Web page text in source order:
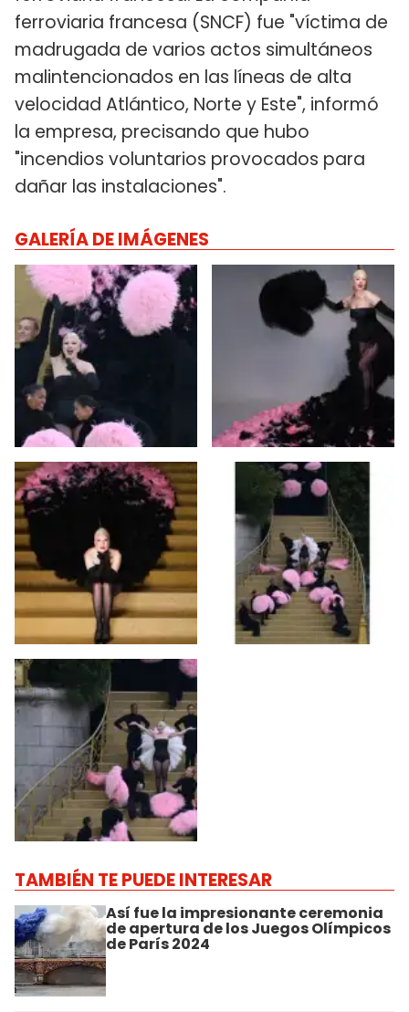
ferroviaria francesa (SNCF) fue "víctima de
madrugada de varios actos simultáneos
malintencionados en las líneas de alta
velocidad Atlántico, Norte y Este", informó
la empresa, precisando que hubo
"incendios voluntarios provocados para
dañar las instalaciones".
GALERÍA DE IMÁGENES
TAMBIÉN TE PUEDE INTERESAR
Así fue la impresionante ceremonia
de apertura de los Juegos Olímpicos
de París 2024